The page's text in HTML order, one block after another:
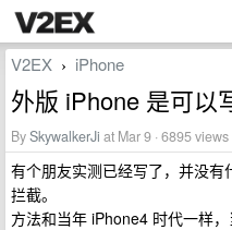
V2EX › iPhone
外版 iPhone 是可以
BySkywalkerJi at Mar 9 · 6895 views
有个朋友实测已经写了，并没
拦截。
方法和当年 iPhone4 时代一样